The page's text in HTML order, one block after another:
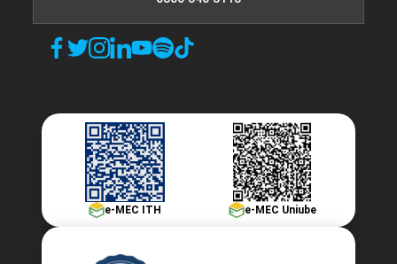
e-MEC ITH e-MEC Uniube